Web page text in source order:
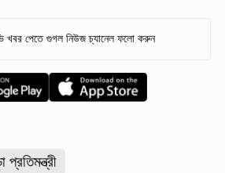
খবর পেতে গুগল নিউজ চ্যানেল ফলো করুন